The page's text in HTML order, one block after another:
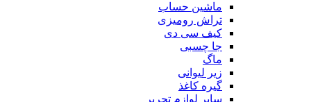
ماشین حساب
تراش رومیزی
کیف سی دی
جا چسبی
ماگ
زیر لیوانی
گیره کاغذ
سایر لوازم تحریر